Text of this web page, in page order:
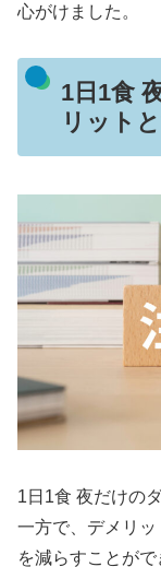
心がけました。
1日1食
リット
1日1食 夜だけの
一方で、デメリ
を減らすことが